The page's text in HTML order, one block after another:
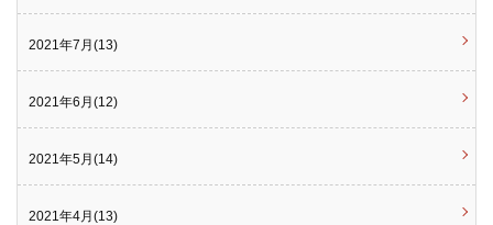
2021年7月(13)
2021年6月(12)
2021年5月(14)
2021年4月(13)